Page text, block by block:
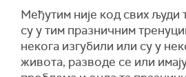
Међутим није код свих људи
су у тим празничним
некога изгубили или су у
живота, разводе се или